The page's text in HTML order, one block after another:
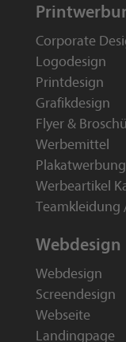
Corporate
Logodesign
Printdesign
Grafikdesign
Flyer &
Werbemittel
Plakatwerbung
Werbeartikel
Teamkleidung
Webdesign
Webdesign
Screendesign
Webseite
Landingpage